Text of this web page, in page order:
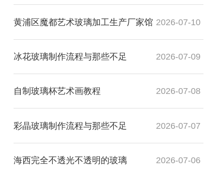
黄浦区魔都艺术玻璃加工生产厂家馆 2026-07-10
冰花玻璃制作流程与那些不足 2026-07-09
自制玻璃杯艺术画教程 2026-07-08
彩晶玻璃制作流程与那些不足 2026-07-07
海西完全不透光不透明的玻璃 2026-07-06